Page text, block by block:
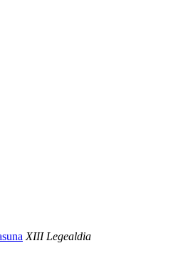
XIII Legealdia